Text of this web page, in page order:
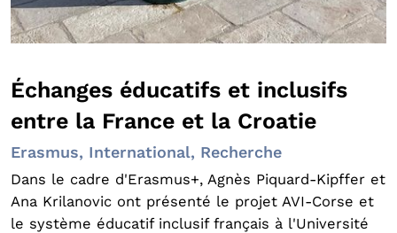
Échanges éducatifs et inclusifs
entre la France et la Croatie
Erasmus, International, Recherche
Dans le cadre d'Erasmus+, Agnès Piquard-Kipffer et
Ana Krilanovic ont présenté le projet AVI-Corse et
le système éducatif inclusif français à l'Université